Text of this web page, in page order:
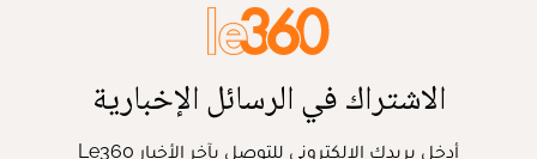
الاشتراك في الرسائل الإخبارية
أدخل بريدك الإلكتروني للتوصل بآخر الأخبار Le360